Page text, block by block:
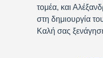
τομέα, και
στη δημιουργία
Καλή σας